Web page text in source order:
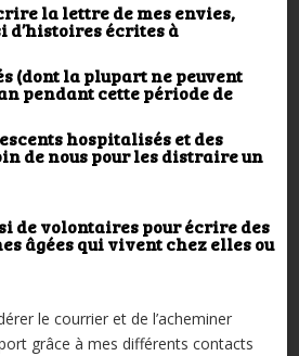
la lettre de mes envies,
d’histoires écrites à
(dont la plupart ne peuvent
pendant cette période de
hospitalisés et des
de nous pour les distraire un
de volontairespour écrire des
âgées qui vivent chez elles ou
le courrier et de l’acheminer
grâce à mes différents contacts